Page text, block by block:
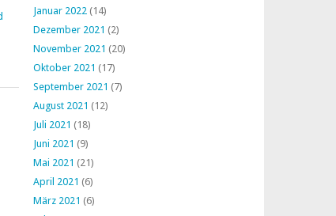
Januar 2022 (14)
Dezember 2021 (2)
November 2021 (20)
Oktober 2021 (17)
September 2021 (7)
August 2021 (12)
Juli 2021 (18)
Juni 2021 (9)
Mai 2021 (21)
April 2021 (6)
März 2021 (6)